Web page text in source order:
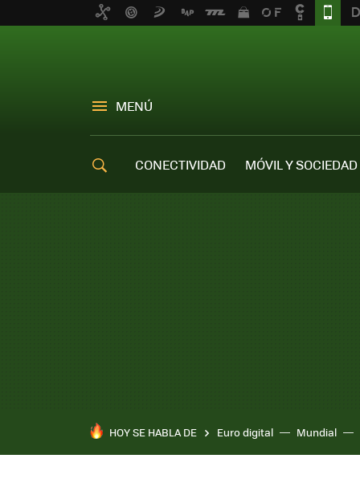
MENÚ
CONECTIVIDAD MÓVIL Y SOCIEDAD
HOY SE HABLA DE Euro digital Mundial